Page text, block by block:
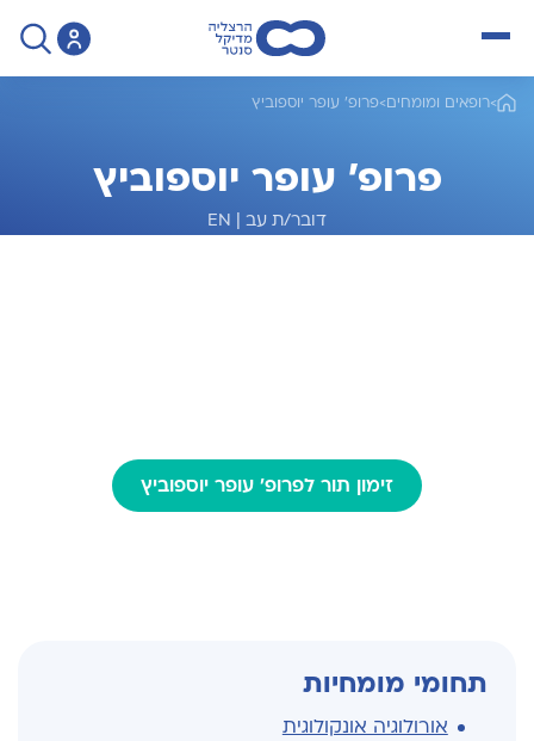
>רופאים ומומחים>פרופ' עופר יוספוביץ
פרופ' עופר יוספוביץ
דובר/ת עב |
EN
זימון תור לפרופ' עופר יוספוביץ
תחומי מומחיות
אורולוגיה אונקולוגית